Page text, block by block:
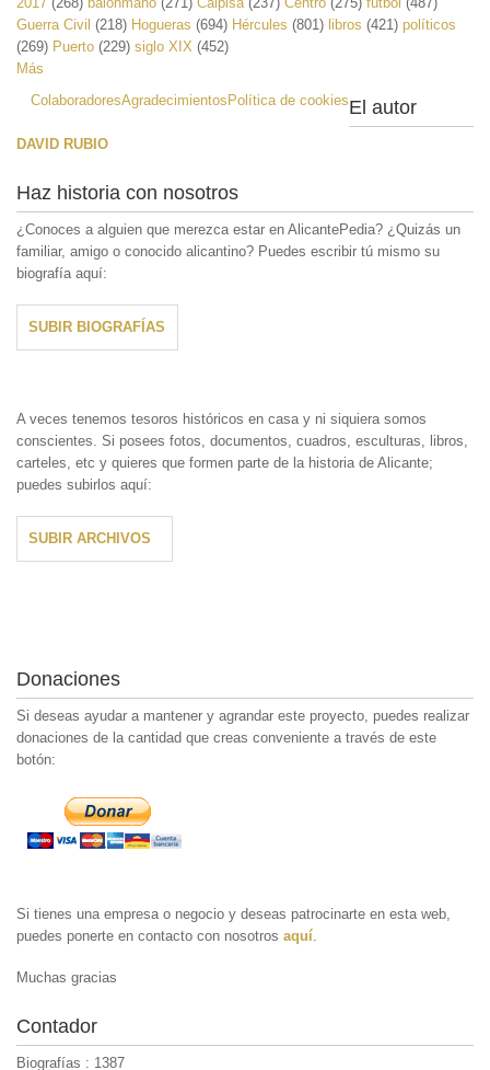
Guerra Civil (218) Hogueras (694) Hércules (801) libros (421) políticos
(269) Puerto (229) siglo XIX (452)
Más
ColaboradoresAgradecimientosPolítica de cookiesEl autor
DAVID RUBIO
Haz historia con nosotros
¿Conoces a alguien que merezca estar en AlicantePedia? ¿Quizás un
familiar, amigo o conocido alicantino? Puedes escribir tú mismo su
biografía aquí:
SUBIR BIOGRAFÍAS
A veces tenemos tesoros históricos en casa y ni siquiera somos
conscientes. Si posees fotos, documentos, cuadros, esculturas, libros,
carteles, etc y quieres que formen parte de la historia de Alicante;
puedes subirlos aquí:
SUBIR ARCHIVOS
Donaciones
Si deseas ayudar a mantener y agrandar este proyecto, puedes realizar
donaciones de la cantidad que creas conveniente a través de este
botón:
Si tienes una empresa o negocio y deseas patrocinarte en esta web,
puedes ponerte en contacto con nosotros aquí
Muchas gracias
Contador
Biografías : 1387